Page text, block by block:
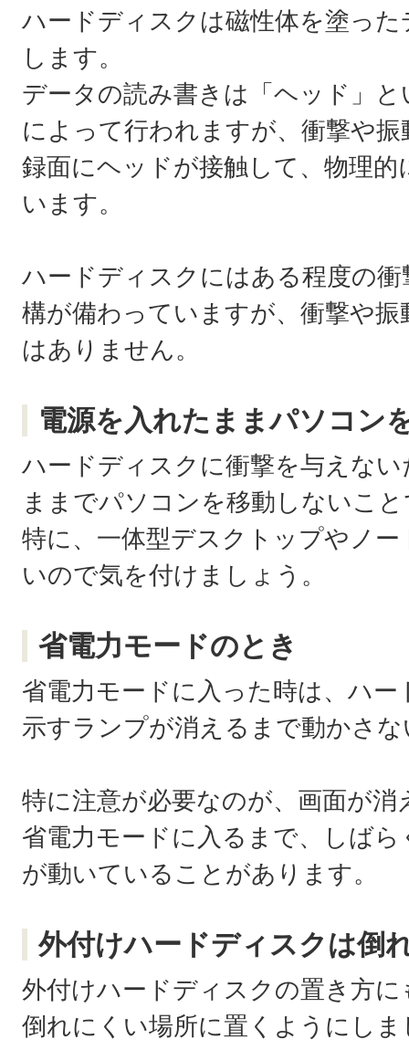
ハードディスクは磁性体を塗っ
します。
データの読み書きは「ヘッド」
によって行われますが、衝撃や
録面にヘッドが接触して、物理
います。
ハードディスクにはある程度の
構が備わっていますが、衝撃や
はありません。
電源を入れたままパソコン
ハードディスクに衝撃を与えな
ままでパソコンを移動しないこ
特に、一体型デスクトップやノ
いので気を付けましょう。
省電力モードのとき
省電力モードに入った時は、ハ
示すランプが消えるまで動かさ
特に注意が必要なのが、画面が消
省電力モードに入るまで、しば
が動いていることがあります。
外付けハードディスクは倒
外付けハードディスクの置き方
倒れにくい場所に置くようにし